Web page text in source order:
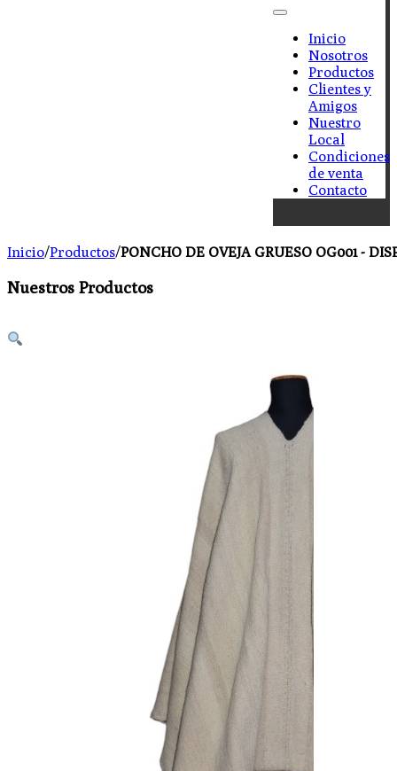
Inicio
Nosotros
Productos
Clientes y
Amigos
Nuestro
Local
Condiciones
de venta
Contacto
Inicio/Productos/PONCHO DE OVEJA GRUESO OG001 -
Nuestros Productos